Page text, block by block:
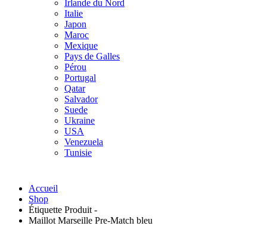
Irlande du Nord
Italie
Japon
Maroc
Mexique
Pays de Galles
Pérou
Portugal
Qatar
Salvador
Suede
Ukraine
USA
Venezuela
Tunisie
Accueil
Shop
Étiquette Produit -
Maillot Marseille Pre-Match bleu